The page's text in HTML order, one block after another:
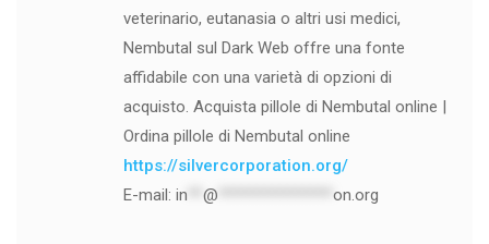
veterinario, eutanasia o altri usi medici,
Nembutal sul Dark Web offre una fonte
affidabile con una varietà di opzioni di
acquisto. Acquista pillole di Nembutal online |
Ordina pillole di Nembutal online
https://silvercorporation.org/
E-mail: in @ on.org